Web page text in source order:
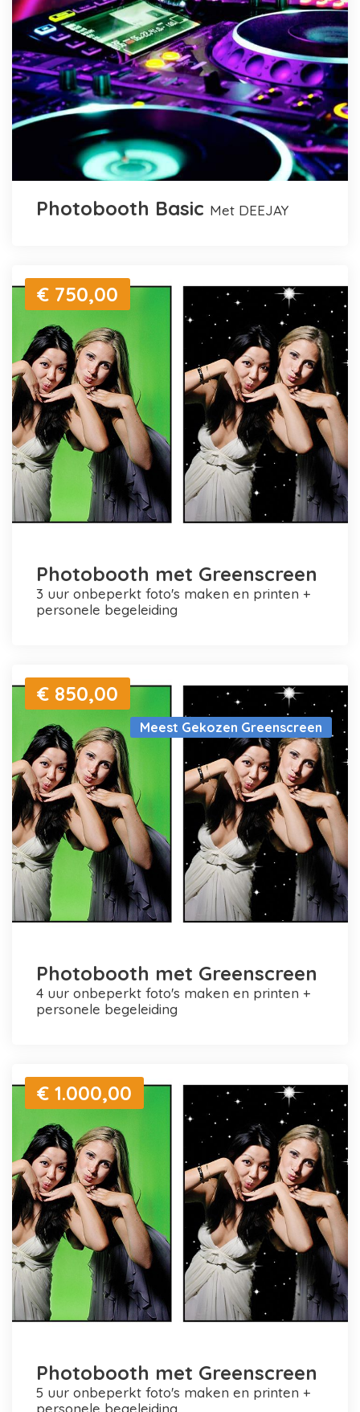
Photobooth Basic met DEEJAY
€ 750,00
Photobooth met Greenscreen
3 uur onbeperkt foto's maken en printen +
personele begeleiding
Meest Gekozen Greenscreen
€ 850,00
Photobooth met Greenscreen
4 uur onbeperkt foto's maken en printen +
personele begeleiding
€ 1.000,00
Photobooth met Greenscreen
5 uur onbeperkt foto's maken en printen +
personele begeleiding